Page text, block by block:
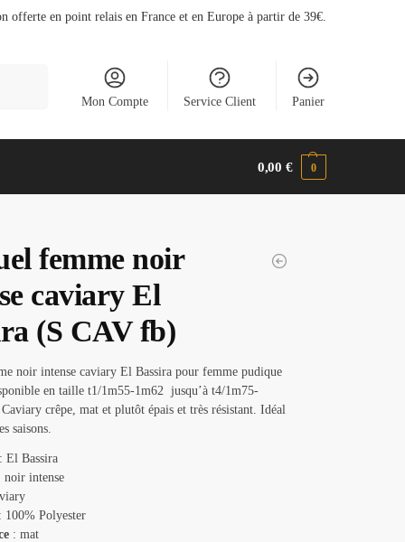
offerte en point relais en France et en Europe à partir de 39€.
Mon Compte Service Client Panier
0,00€ 0
femme noir
caviary El
(S CAV fb)
noir intense caviary El Bassira pour femme pudique
en taille t1/1m55-1m62 jusqu’à t4/1m75-
crêpe, mat et plutôt épais et très résistant. Idéal
saisons.
El Bassira
intense
Polyester
: mat